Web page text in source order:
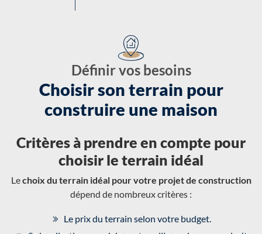
Définir vos besoins
Choisir son terrain pour
construire une maison
Critères à prendre en compte pour
choisir le terrain idéal
Lechoix du terrain idéal pour votre projet de construction
dépend de nombreux critères :
Le prix du terrain selon votre budget.